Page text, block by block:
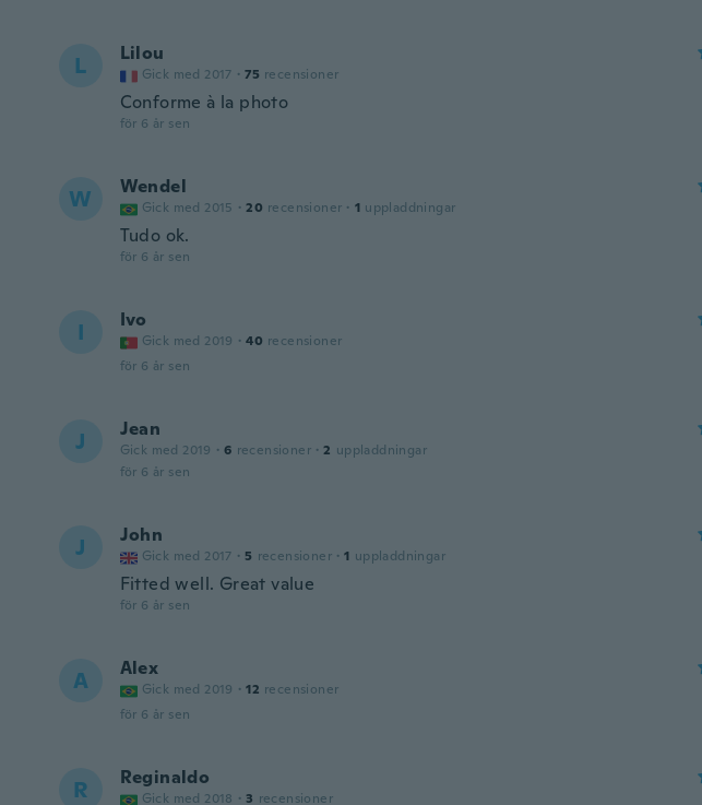
L Lilou
Gick med 2017 · 75 recensioner
Conforme à la photo
för 6 år sen
W Wendel
Gick med 2015 · 20 recensioner · 1 uppladdningar
Tudo ok.
för 6 år sen
I Ivo
Gick med 2019 · 40 recensioner
för 6 år sen
J Jean
Gick med 2019 · 6 recensioner · 2 uppladdningar
för 6 år sen
J John
Gick med 2017 · 5 recensioner · 1 uppladdningar
Fitted well. Great value
för 6 år sen
A Alex
Gick med 2019 · 12 recensioner
för 6 år sen
R Reginaldo
Gick med 2018 · 3 recensioner